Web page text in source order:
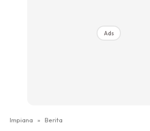
Login|Register
Ads
Impiana » Berita